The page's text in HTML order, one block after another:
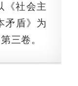
《社会主
矛盾》为
三卷。